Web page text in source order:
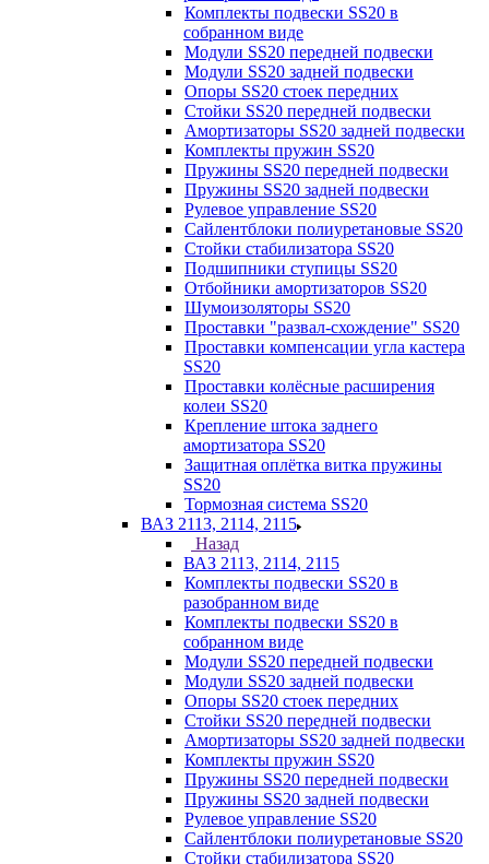
Комплекты подвески SS20 в
собранном виде
Модули SS20 передней подвески
Модули SS20 задней подвески
Опоры SS20 стоек передних
Стойки SS20 передней подвески
Амортизаторы SS20 задней подвески
Комплекты пружин SS20
Пружины SS20 передней подвески
Пружины SS20 задней подвески
Рулевое управление SS20
Сайлентблоки полиуретановые SS20
Стойки стабилизатора SS20
Подшипники ступицы SS20
Отбойники амортизаторов SS20
Шумоизоляторы SS20
Проставки "развал-схождение" SS20
Проставки компенсации угла кастера
SS20
Проставки колёсные расширения
колеи SS20
Крепление штока заднего
амортизатора SS20
Защитная оплётка витка пружины
SS20
Тормозная система SS20
ВАЗ 2113, 2114, 2115
Назад
ВАЗ 2113, 2114, 2115
Комплекты подвески SS20 в
разобранном виде
Комплекты подвески SS20 в
собранном виде
Модули SS20 передней подвески
Модули SS20 задней подвески
Опоры SS20 стоек передних
Стойки SS20 передней подвески
Амортизаторы SS20 задней подвески
Комплекты пружин SS20
Пружины SS20 передней подвески
Пружины SS20 задней подвески
Рулевое управление SS20
Сайлентблоки полиуретановые SS20
Стойки стабилизатора SS20